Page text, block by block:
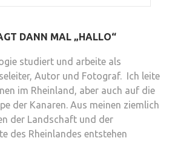
DANN MAL „HALLO“
studiert und arbeite als
Autor und Fotograf. Ich leite
im Rheinland, aber auch auf die
der Kanaren. Aus meinen ziemlich
der Landschaft und der
des Rheinlandes entstehen